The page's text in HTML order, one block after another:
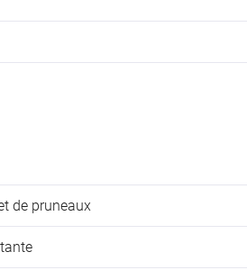
de pruneaux